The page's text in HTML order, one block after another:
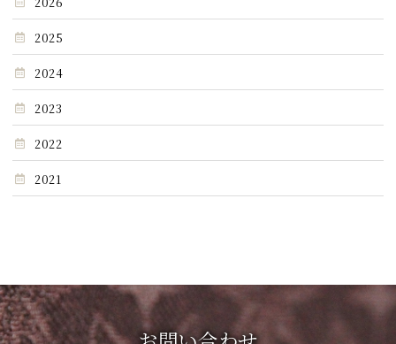
2025
2024
2023
2022
2021